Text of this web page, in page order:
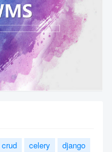
crud celery
django